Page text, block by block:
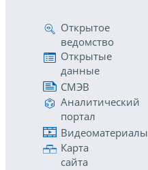
Открытое
ведомство
Открытые
данные
СМЭВ
Аналитический
портал
Видеоматериалы
Карта
сайта